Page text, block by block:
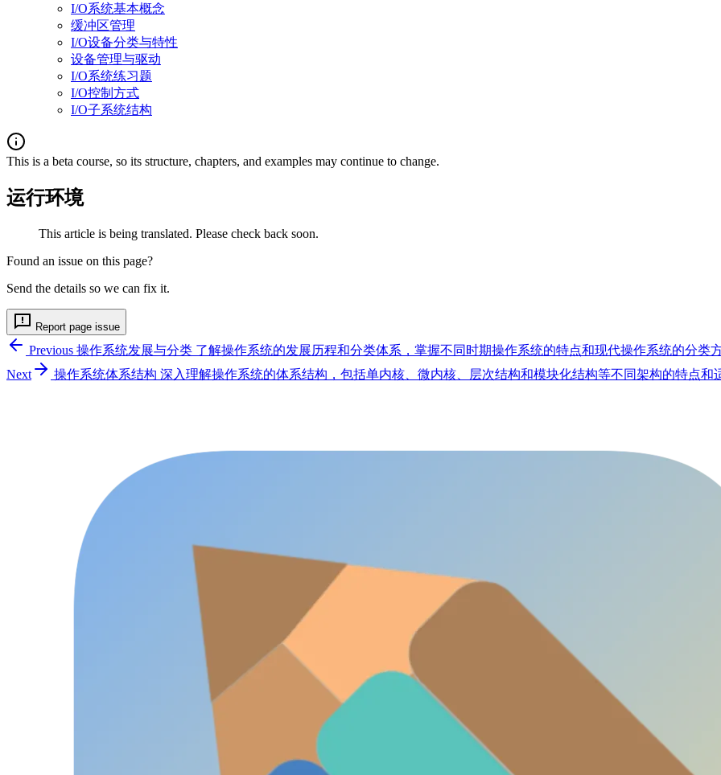
I/O系统基本概念
缓冲区管理
I/O设备分类与特性
设备管理与驱动
I/O系统练习题
I/O控制方式
I/O子系统结构
This is a beta course, so its structure, chapters, and examples may continue to change.
运行环境
This article is being translated. Please check back soon.
Found an issue on this page?
Send the details so we can fix it.
Report page issue
Previous 操作系统发展与分类 了解操作系统的发展历程和分类体系，掌握不同时期操作系统的特点和现代操作系统的分类方
Next
操作系统体系结构 深入理解操作系统的体系结构，包括单内核、微内核、层次结构和模块化结构等不同架构的特点和